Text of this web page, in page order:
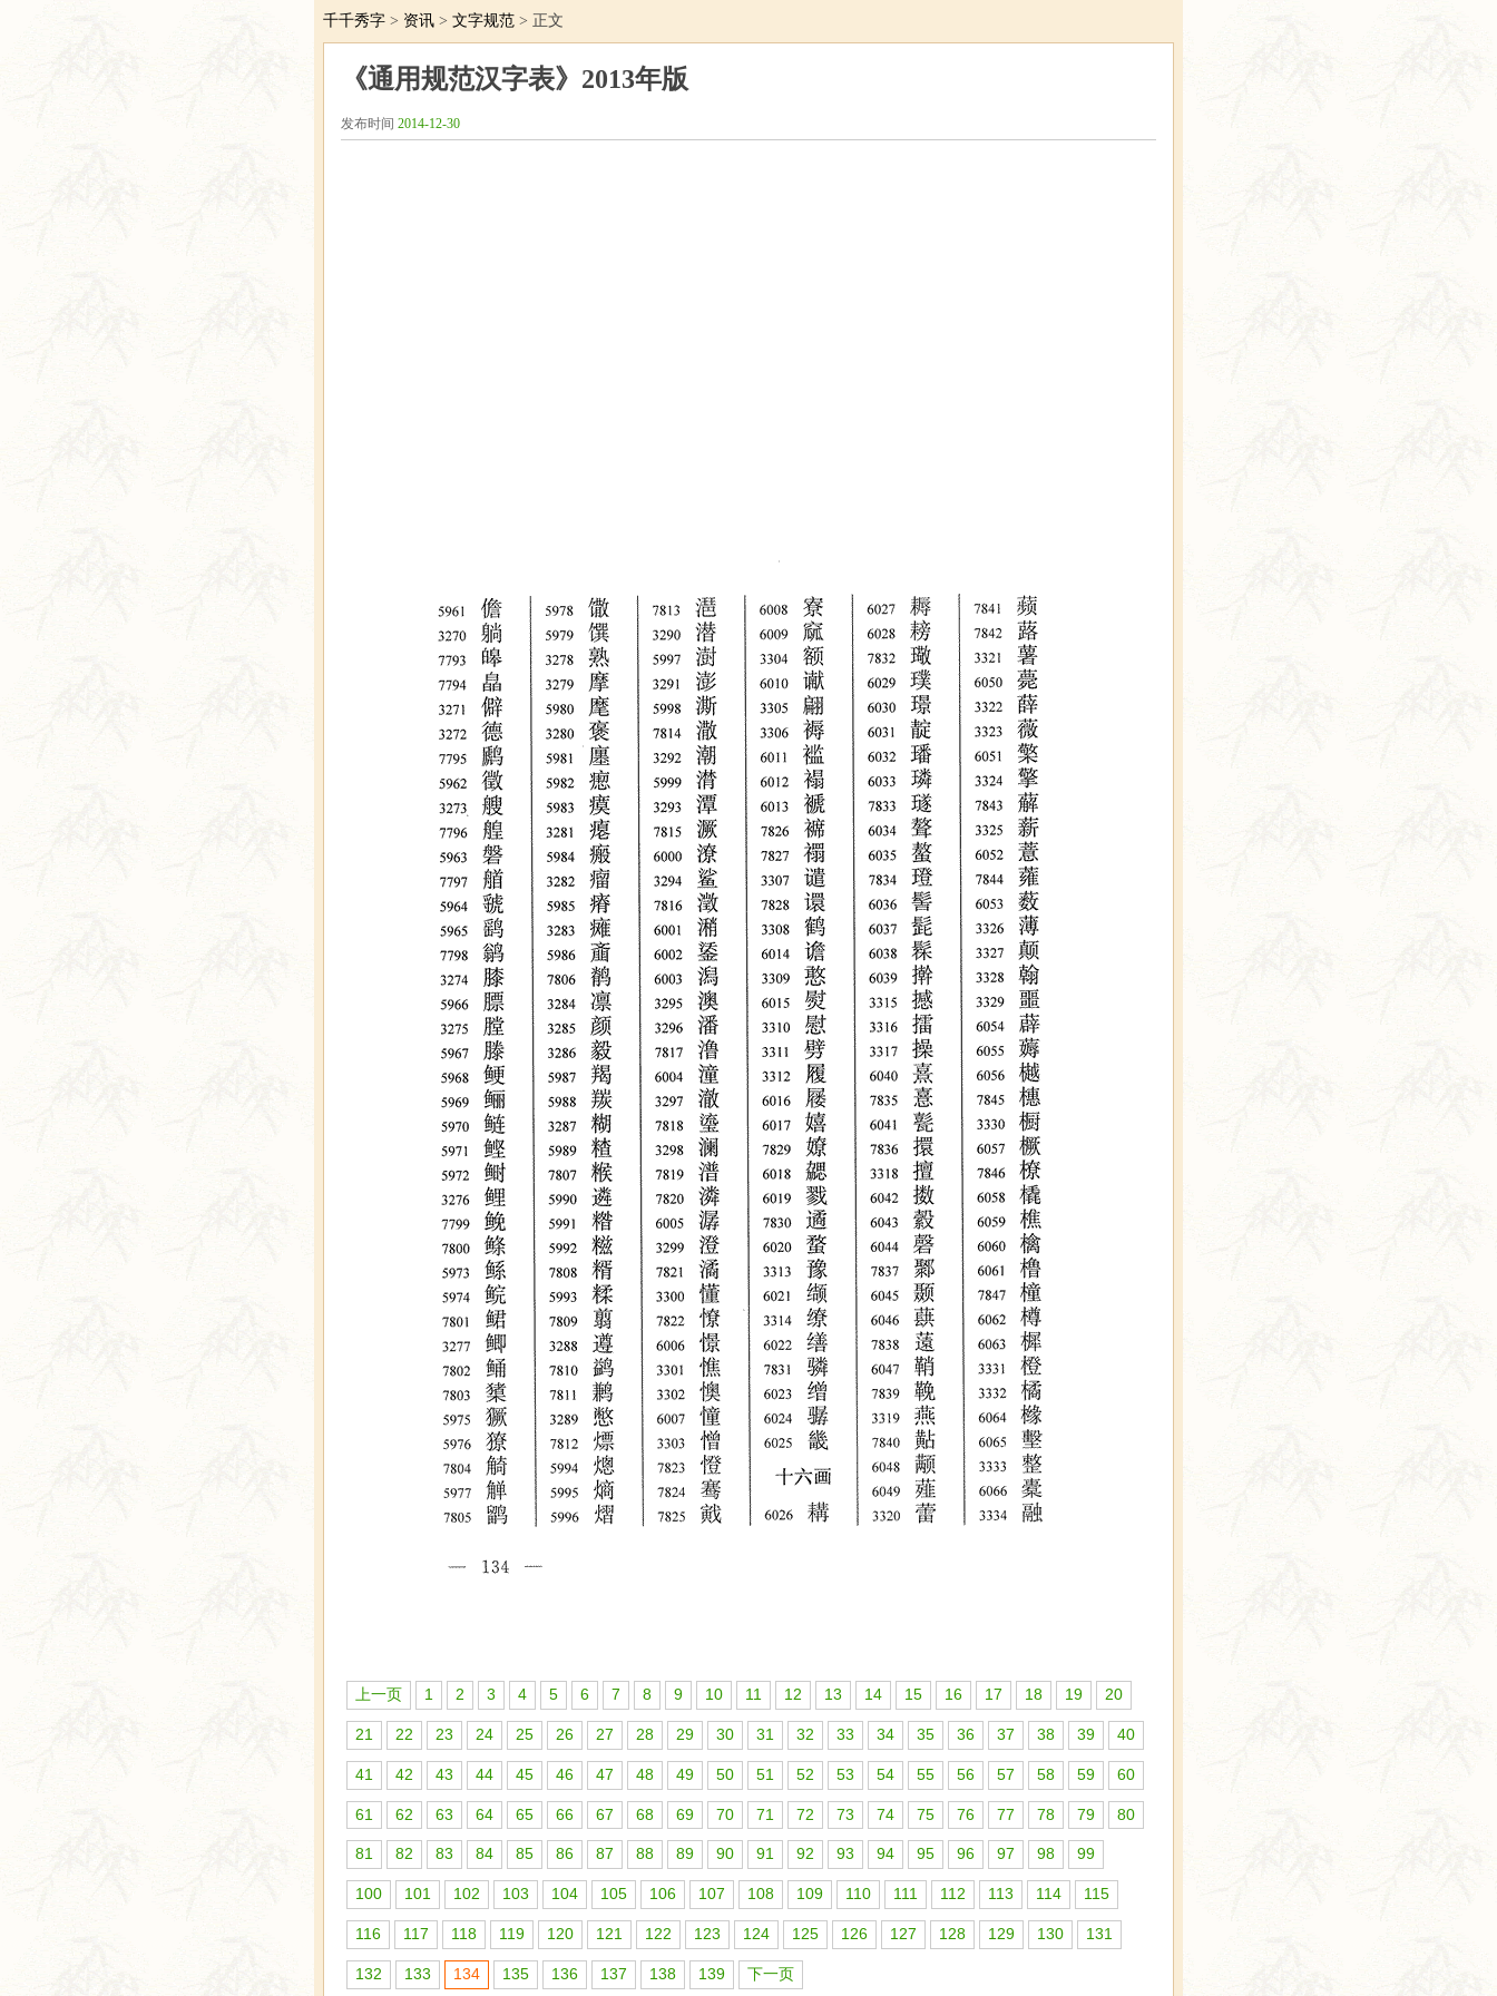
千千秀字> 资讯> 文字规范> 正文
《通用规范汉字表》2013年版
发布时间 2014-12-30
上一页 1 2 3 4 5 6 7 8 9 10 11 12 13 14 15 16 17 18 19 20
21 22 23 24 25 26 27 28 29 30 31 32 33 34 35 36 37 38 39 40
41 42 43 44 45 46 47 48 49 50 51 52 53 54 55 56 57 58 59 60
61 62 63 64 65 66 67 68 69 70 71 72 73 74 75 76 77 78 79 80
81 82 83 84 85 86 87 88 89 90 91 92 93 94 95 96 97 98 99
100 101 102 103 104 105 106 107 108 109 110 111 112 113 114 115
116 117 118 119 120 121 122 123 124 125 126 127 128 129 130 131
132 133 134 135 136 137 138 139 下一页